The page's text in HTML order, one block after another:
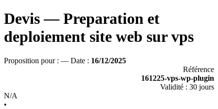
Devis — Preparation et
deploiement site web sur vps
Proposition pour : — Date : 16/12/2025
Référence
161225-vps-wp-plugin
Validité : 30 jours
N/A
•